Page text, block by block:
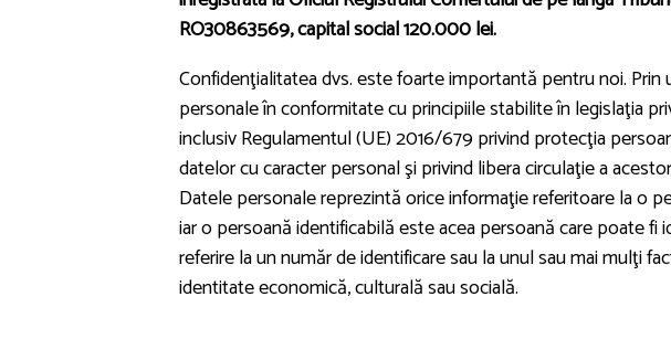
RO30863569, capital social 120.000 lei.
Confidenţialitatea dvs. este foarte importantă pentru noi.
personale în conformitate cu principiile stabilite în legislaţia
inclusiv Regulamentul (UE) 2016/679 privind protecţia
datelor cu caracter personal şi privind libera circulaţie a
Datele personale reprezintă orice informaţie referitoare la o
iar o persoană identificabilă este acea persoană care poate fi
referire la un număr de identificare sau la unul sau mai mulţi
identitate economică, culturală sau socială.